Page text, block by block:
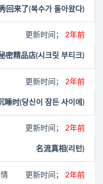
回来了(복수가 돌아왔다)
更新时间； 2年前
密精品店(시크릿 부티크)
更新时间； 2年前
睡时(당신이 잠든 사이에)
更新时间； 2年前
名流真相(리턴)
更新时间； 2年前